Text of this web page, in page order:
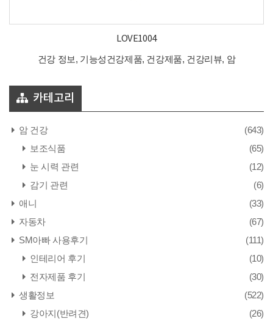
LOVE1004
건강 정보, 기능성건강제품, 건강제품, 건강리뷰, 암
카테고리
암 건강
(643)
보조식품
(65)
눈 시력 관련
(12)
감기 관련
(6)
애니
(33)
자동차
(67)
SM아빠 사용후기
(111)
인테리어 후기
(10)
전자제품 후기
(30)
생활정보
(522)
강아지(반려견)
(26)